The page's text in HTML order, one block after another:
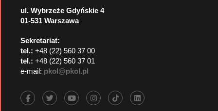
ul. Wybrzeże Gdyńskie 4
01-531 Warszawa
Sekretariat:
tel.: +48 (22) 560 37 00
tel.: +48 (22) 560 37 01
e-mail: pkol@pkol.pl